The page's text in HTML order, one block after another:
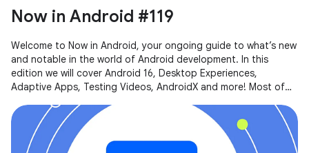
Now in Android #119
Welcome to Now in Android, your ongoing guide to what’s new
and notable in the world of Android development. In this
edition we will cover Android 16, Desktop Experiences,
Adaptive Apps, Testing Videos, AndroidX and more! Most of